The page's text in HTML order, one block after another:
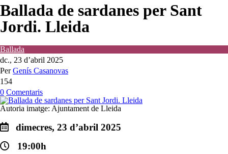
Ballada de sardanes per Sant
Jordi. Lleida
Ballada
dc., 23 d’abril 2025
PerGenís Casanovas
154
0 Comentaris
Autoria imatge: Ajuntament de Lleida
dimecres, 23 d’abril 2025
19:00h